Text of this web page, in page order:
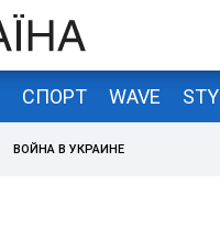
СПОРТ WAVE
ВОЙНА В УКРАИНЕ